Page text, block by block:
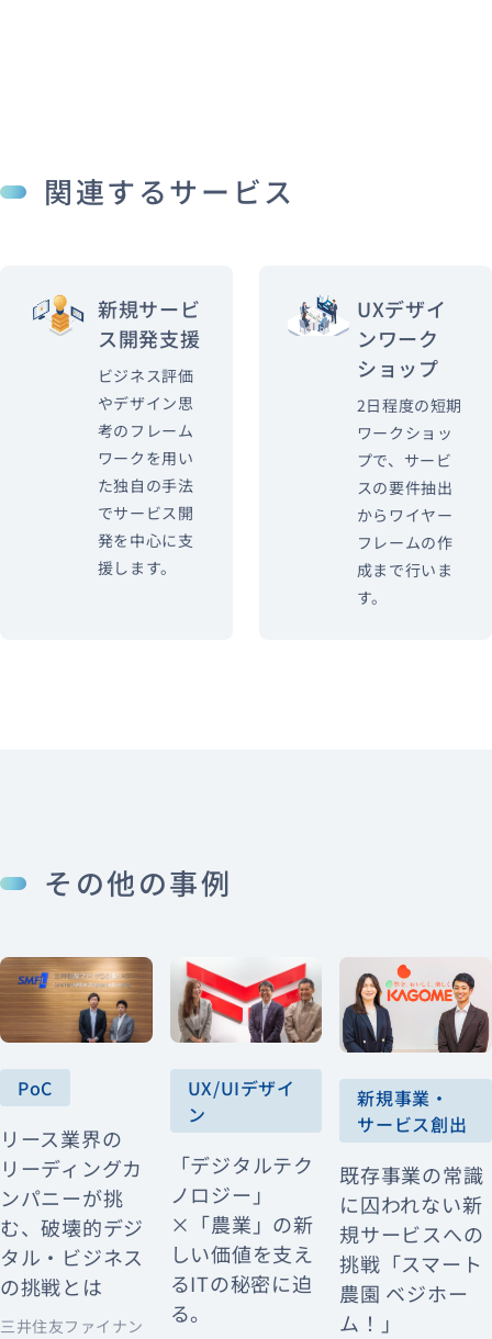
関連するサービス
新規サービ
ス開発支援
ビジネス評価
やデザイン思
考のフレーム
ワークを用い
た独自の手法
でサービス開
発を中心に支
援します。
UXデザイ
ンワーク
ショップ
2日程度の短期
ワークショッ
プで、サービ
スの要件抽出
からワイヤー
フレームの作
成まで行いま
す。
その他の事例
PoC
リース業界の
リーディングカ
ンパニーが挑
む、破壊的デジ
タル・ビジネス
の挑戦とは
三井住友ファイナン
UX/UIデザイ
ン
「デジタルテク
ノロジー」
×「農業」の新
しい価値を支え
るITの秘密に迫
る。
新規事業・
サービス創出
既存事業の常識
に囚われない新
規サービスへの
挑戦「スマート
農園 ベジホー
ム！」